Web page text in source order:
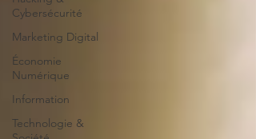
Cybersécurité
Marketing Digital
Économie
Numérique
Information
Technologie &